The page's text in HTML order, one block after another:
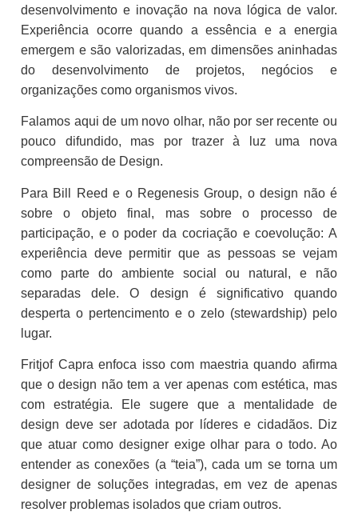
desenvolvimento e inovação na nova lógica de valor.
Experiência ocorre quando a essência e a energia
emergem e são valorizadas, em dimensões aninhadas
do desenvolvimento de projetos, negócios e
organizações como organismos vivos.
Falamos aqui de um novo olhar, não por ser recente ou
pouco difundido, mas por trazer à luz uma nova
compreensão de Design.
Para Bill Reed e o Regenesis Group, o design não é
sobre o objeto final, mas sobre o processo de
participação, e o poder da cocriação e coevolução: A
experiência deve permitir que as pessoas se vejam
como parte do ambiente social ou natural, e não
separadas dele. O design é significativo quando
desperta o pertencimento e o zelo (stewardship) pelo
lugar.
Fritjof Capra enfoca isso com maestria quando afirma
que o design não tem a ver apenas com estética, mas
com estratégia. Ele sugere que a mentalidade de
design deve ser adotada por líderes e cidadãos. Diz
que atuar como designer exige olhar para o todo. Ao
entender as conexões (a “teia”), cada um se torna um
designer de soluções integradas, em vez de apenas
resolver problemas isolados que criam outros.